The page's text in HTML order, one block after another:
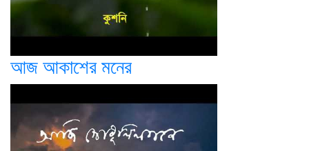
আজ আকাশের মনের